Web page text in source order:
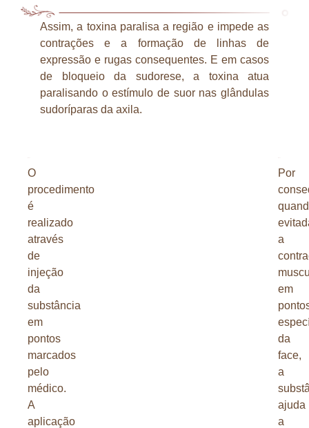
Assim, a toxina paralisa a região e impede as
contrações e a formação de linhas de
expressão e rugas consequentes. E em casos
de bloqueio da sudorese, a toxina atua
paralisando o estímulo de suor nas glândulas
sudoríparas da axila.
O
procedimento
é
realizado
através
de
injeção
da
substância
em
pontos
marcados
pelo
médico.
A
aplicação
Por
a
em
da
face,
a
ajuda
a